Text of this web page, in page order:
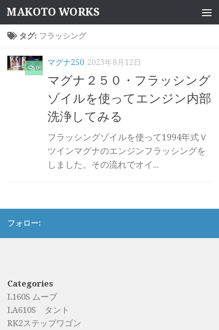
コンテンツへスキップ
MAKOTO WORKS
タグ: フラッシング
0
マグナ250 2023年8月12日
マグナ２５０・フラッシング
ゾイルを使ってエンジン内部
洗浄してみる
フラッシングゾイルを使って1994年式Ｖ
ツインマグナのエンジンフラッシングを
しました。その流れでオイ...
フォロー:
Categories
L160S ムーブ
LA610S タント
RK2ステップワゴン